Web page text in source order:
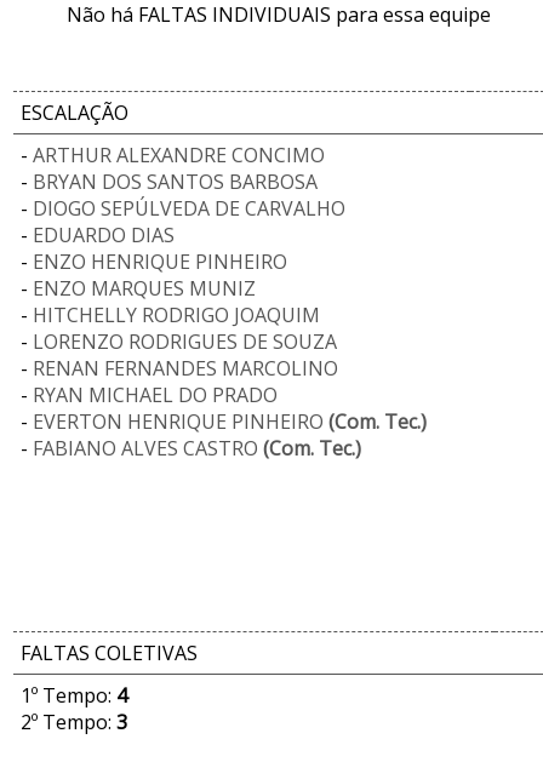
Não há FALTAS INDIVIDUAIS para essa equipe
ESCALAÇÃO
- ARTHUR ALEXANDRE CONCIMO
- BRYAN DOS SANTOS BARBOSA
- DIOGO SEPÚLVEDA DE CARVALHO
- EDUARDO DIAS
- ENZO HENRIQUE PINHEIRO
- ENZO MARQUES MUNIZ
- HITCHELLY RODRIGO JOAQUIM
- LORENZO RODRIGUES DE SOUZA
- RENAN FERNANDES MARCOLINO
- RYAN MICHAEL DO PRADO
- EVERTON HENRIQUE PINHEIRO (Com. Tec.)
- FABIANO ALVES CASTRO (Com. Tec.)
FALTAS COLETIVAS
1º Tempo: 4
2º Tempo: 3